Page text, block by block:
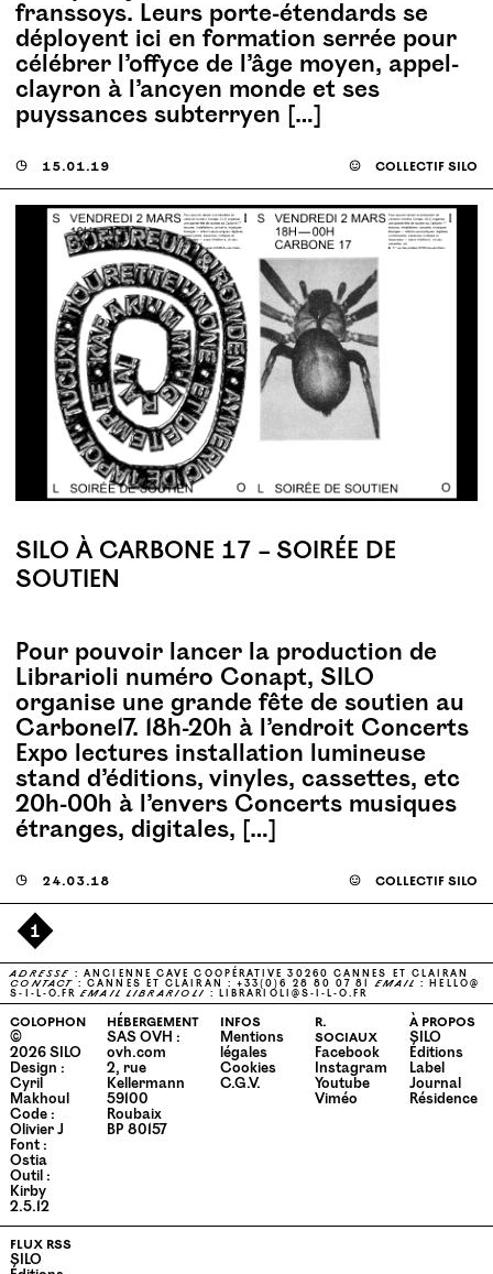
franssoys. Leurs porte-étendards se
déployent ici en formation serrée pour
célébrer l’offyce de l’âge moyen, appel-
clayron à l’ancyen monde et ses
puyssances subterryen […]
◶ 15.01.19 ☺ collectif silo
SILO À CARBONE 17 – SOIRÉE DE
SOUTIEN
Pour pouvoir lancer la production de
Librarioli numéro Conapt, SILO
organise une grande fête de soutien au
Carbone17. 18h-20h à l’endroit Concerts
Expo lectures installation lumineuse
stand d’éditions, vinyles, cassettes, etc
20h-00h à l’envers Concerts musiques
étranges, digitales, […]
◶ 24.03.18 ☺ collectif silo
1
ADRESSE : ANCIENNE CAVE COOPÉRATIVE 30260 CANNES ET CLAIRAN
CONTACT : CANNES ET CLAIRAN : +33(0)6 28 80 07 81EMAIL :HELLO@​
S-​I-​L-​O.​FR EMAIL LIBRARIOLI : LIBRARIOLI@​S-​I-​L-​O.​FR
colophon
©
2026SILO
Design :
Cyril
Makhoul
Code :
Olivier J
Font :
Ostia
Outil :
Kirby
2.5.12
hébergement
SAS OVH :
ovh.com
2, rue
Kellermann
59100
Roubaix
BP 80157
infos
Mentions
légales
Cookies
C.G.V.
r.
sociaux
Facebook
Instagram
Youtube
Viméo
à propos
SILO
Éditions
Label
Journal
Résidence
flux rss
SILO